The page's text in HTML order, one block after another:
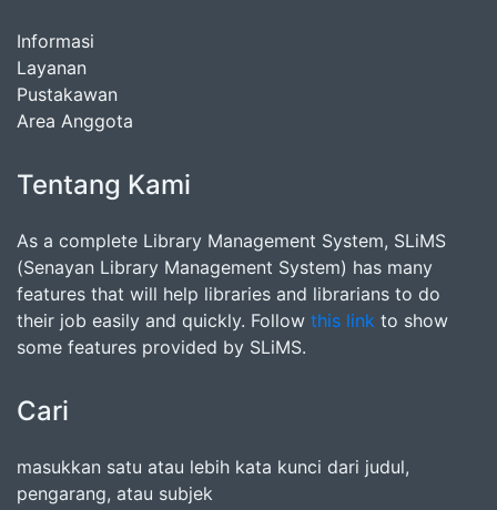
Informasi
Layanan
Pustakawan
Area Anggota
Tentang Kami
As a complete Library Management System, SLiMS
(Senayan Library Management System) has many
features that will help libraries and librarians to do
their job easily and quickly. Follow this link to show
some features provided by SLiMS.
Cari
masukkan satu atau lebih kata kunci dari judul,
pengarang, atau subjek